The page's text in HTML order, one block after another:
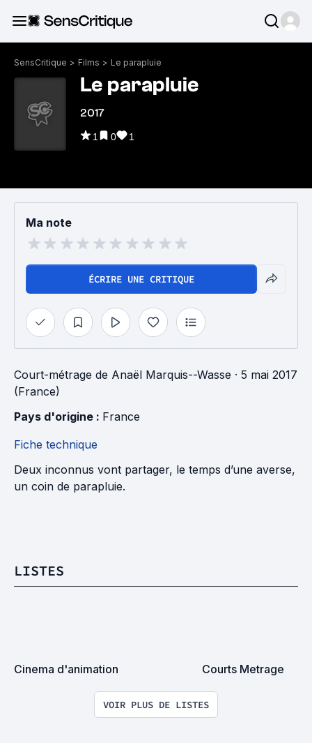
SensCritique > Films > Le parapluie
Le parapluie
2017
1 0 1
Ma note
ÉCRIRE UNE CRITIQUE
Court-métrage de Anaël Marquis--Wasse · 5 mai 2017
(France)
Pays d'origine : France
Fiche technique
Deux inconnus vont partager, le temps d’une averse,
un coin de parapluie.
LISTES
Cinema d'animation Courts Metrage
VOIR PLUS DE LISTES